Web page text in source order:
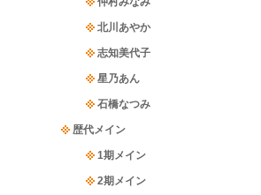
北川あやか
志知美代子
星乃あん
石橋なつみ
歴代メイン
1期メイン
2期メイン